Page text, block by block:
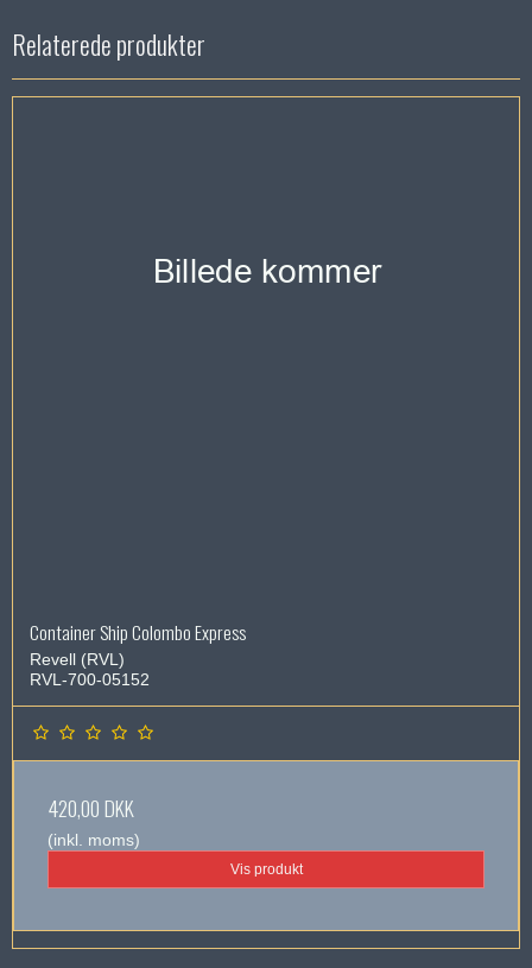
Relaterede produkter
Container Ship Colombo Express
Revell (RVL)
RVL-700-05152
420,00 DKK
(inkl. moms)
Vis produkt